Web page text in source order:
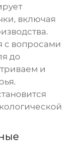
включая
с вопросами
до
и